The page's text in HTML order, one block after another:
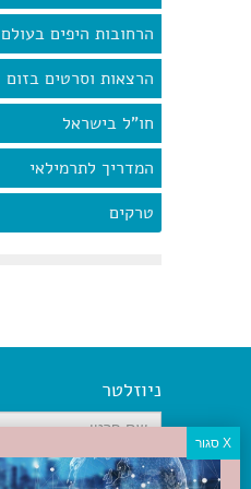
הרחובות היפים בעולם
הרצאות וסרטים בזום
חו"ל בישראל
המדריך לתרמילאי
טרקים
ניוזלטר